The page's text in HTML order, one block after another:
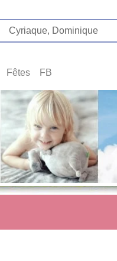
Cyriaque, Dominique
Fêtes FB